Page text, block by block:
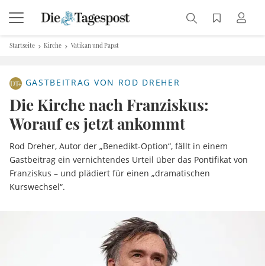
Startseite Kirche Vatikan und Papst
GASTBEITRAG VON ROD DREHER
Die Kirche nach Franziskus:
Worauf es jetzt ankommt
Rod Dreher, Autor der „Benedikt-Option“, fällt in einem
Gastbeitrag ein vernichtendes Urteil über das Pontifikat von
Franziskus – und plädiert für einen „dramatischen
Kurswechsel“.